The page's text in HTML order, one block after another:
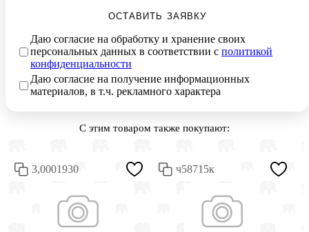
ОСТАВИТЬ ЗАЯВКУ
Даю согласие на обработку и хранение своих
персональных данных в соответствии с политикой
конфиденциальности
Даю согласие на получение информационных
материалов, в т.ч. рекламного характера
С этим товаром также покупают:
3,0001930 ч58715к